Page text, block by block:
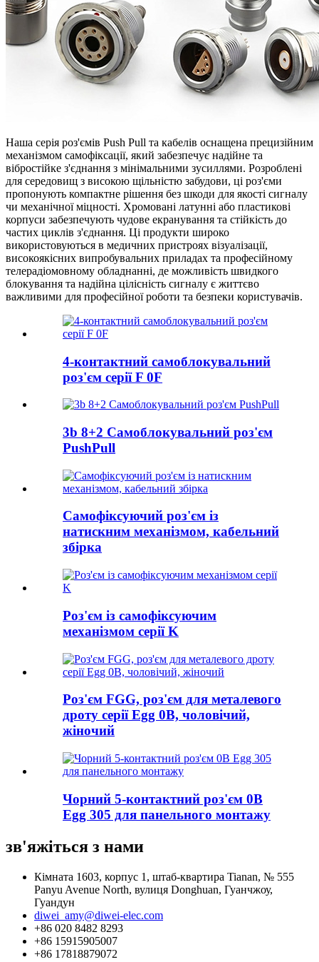
Наша серія роз'ємів Push Pull та кабелів оснащена прецизійним
механізмом самофіксації, який забезпечує надійне та
вібростійке з'єднання з мінімальними зусиллями. Розроблені
для середовищ з високою щільністю забудови, ці роз'єми
пропонують компактне рішення без шкоди для якості сигналу
чи механічної міцності. Хромовані латунні або пластикові
корпуси забезпечують чудове екранування та стійкість до
частих циклів з'єднання. Ці продукти широко
використовуються в медичних пристроях візуалізації,
високоякісних випробувальних приладах та професійному
телерадіомовному обладнанні, де можливість швидкого
блокування та надійна цілісність сигналу є життєво
важливими для професійної роботи та безпеки користувачів.
4-контактний самоблокувальний
роз'єм серії F 0F
3b 8+2 Самоблокувальний роз'єм
PushPull
Самофіксуючий роз'єм із
натискним механізмом, кабельний
збірка
Роз'єм із самофіксуючим
механізмом серії K
Роз'єм FGG, роз'єм для металевого
дроту серії Egg 0B, чоловічий,
жіночий
Чорний 5-контактний роз'єм 0B
Egg 305 для панельного монтажу
зв'яжіться з нами
Кімната 1603, корпус 1, штаб-квартира Tianan, № 555
Panyu Avenue North, вулиця Donghuan, Гуанчжоу,
Гуандун
diwei_amy@diwei-elec.com
+86 020 8482 8293
+86 15915905007
+86 17818879072